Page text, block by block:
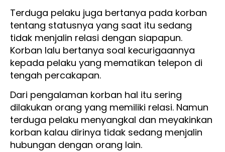
Terduga pelaku juga bertanya pada korban
tentang statusnya yang saat itu sedang
tidak menjalin relasi dengan siapapun.
Korban lalu bertanya soal kecurigaannya
kepada pelaku yang mematikan telepon di
tengah percakapan.
Dari pengalaman korban hal itu sering
dilakukan orang yang memiliki relasi. Namun
terduga pelaku menyangkal dan meyakinkan
korban kalau dirinya tidak sedang menjalin
hubungan dengan orang lain.